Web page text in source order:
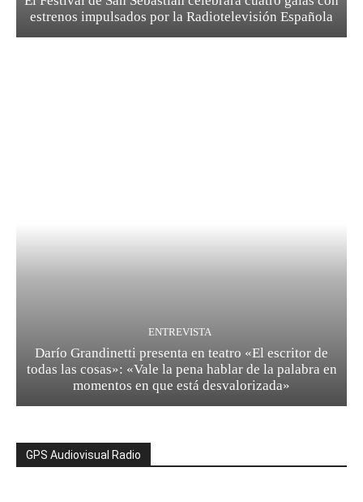
estrenos impulsados por la Radiotelevisión Española
ENTREVISTA
Darío Grandinetti presenta en teatro «El escritor de
todas las cosas»: «Vale la pena hablar de la palabra en
momentos en que está desvalorizada»
GPS Audiovisual Radio